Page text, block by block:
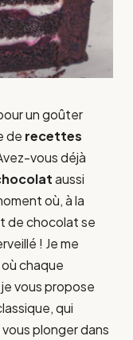
un goûter
de recettes
vous déjà
aussi
où, à la
de chocolat se
! Je me
chaque
vous propose
qui
plonger dans